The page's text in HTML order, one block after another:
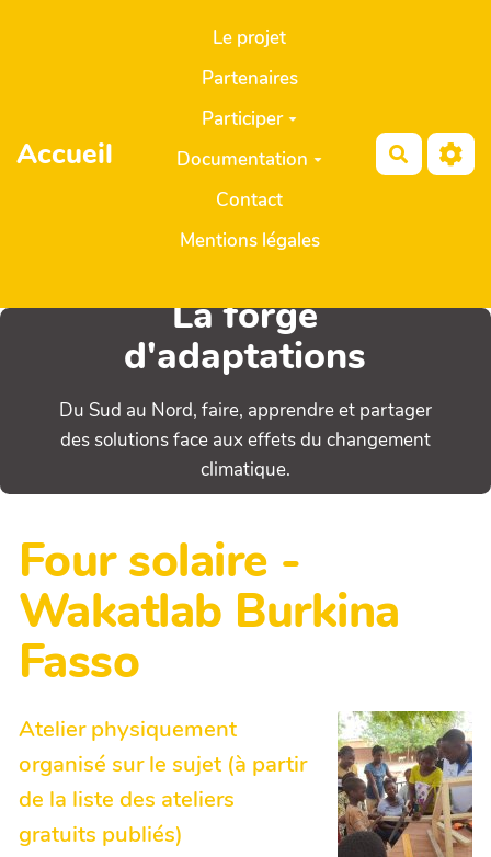
Aller au contenu principal
Accueil
Le projet
Partenaires
Participer
Documentation
Contact
Mentions légales
La forge
d'adaptations
Du Sud au Nord, faire, apprendre et partager
des solutions face aux effets du changement
climatique.
Four solaire -
Wakatlab Burkina
Fasso
Atelier physiquement
organisé sur le sujet (à partir
de la liste des ateliers
gratuits publiés)